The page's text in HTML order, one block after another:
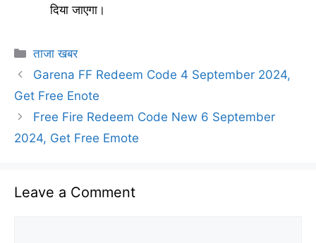
दिया जाएगा।
Categories
ताजा खबर
Garena FF Redeem Code 4 September 2024,
Get Free Enote
Free Fire Redeem Code New 6 September
2024, Get Free Emote
Leave a Comment